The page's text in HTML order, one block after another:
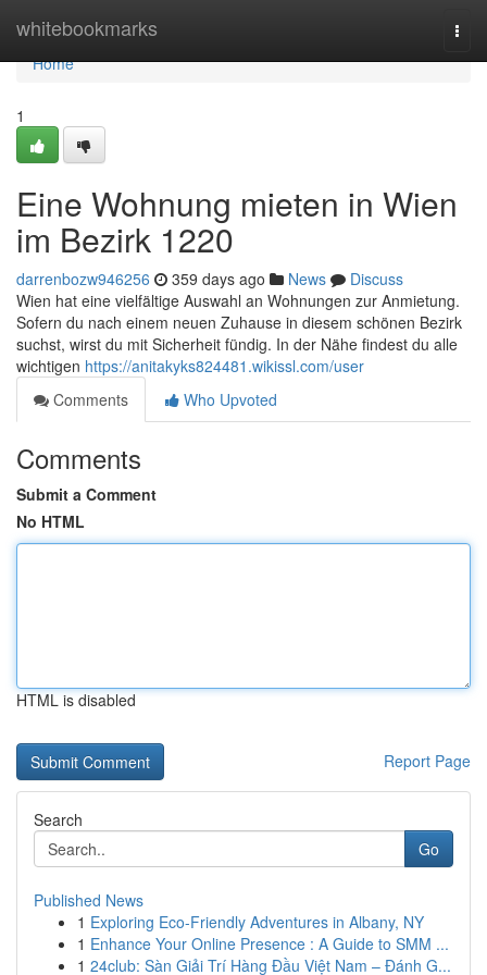
whitebookmarks
Home
Home
1
Eine Wohnung mieten in Wien
im Bezirk 1220
darrenbozw946256 359 days ago News
Discuss
Wien hat eine vielfältige Auswahl an Wohnungen zur Anmietung.
Sofern du nach einem neuen Zuhause in diesem schönen Bezirk
suchst, wirst du mit Sicherheit fündig. In der Nähe findest du alle
wichtigen https://anitakyks824481.wikissl.com/user
Comments
Who Upvoted
Comments
Submit a Comment
No HTML
HTML is disabled
Report Page
Search
Go
Published News
1 Exploring Eco-Friendly Adventures in Albany, NY
1 Enhance Your Online Presence : A Guide to SMM ...
1 24club: Sàn Giải Trí Hàng Đầu Việt Nam – Đánh G...